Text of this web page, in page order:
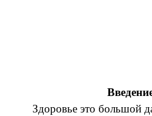
Здоровье это большой